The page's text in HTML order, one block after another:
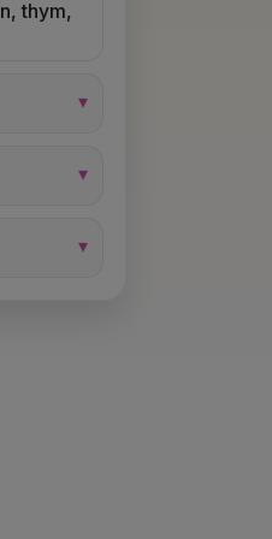
thym,